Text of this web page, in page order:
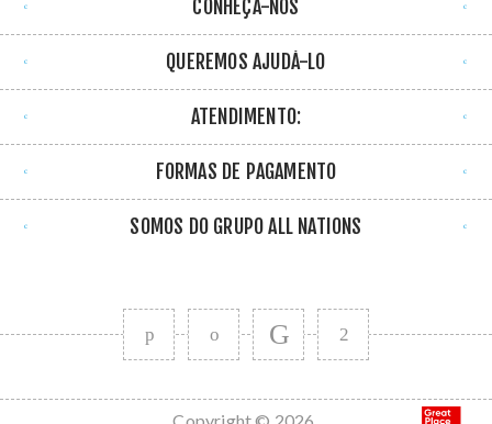
CONHEÇA-NOS
QUEREMOS AJUDÁ-LO
ATENDIMENTO:
FORMAS DE PAGAMENTO
SOMOS DO GRUPO ALL NATIONS